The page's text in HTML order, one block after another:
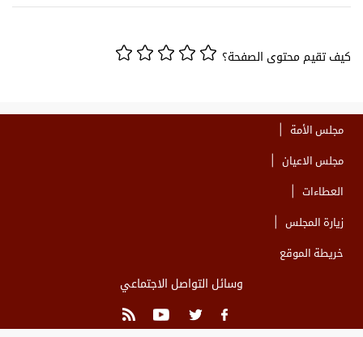
كيف تقيم محتوى الصفحة؟
مجلس الأمة
مجلس الاعيان
العطاءات
زيارة المجلس
خريطة الموقع
وسائل التواصل الاجتماعي